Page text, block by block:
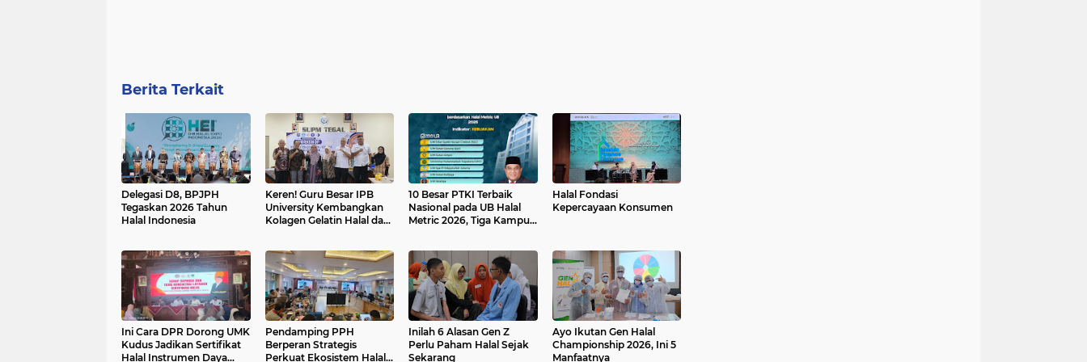
Berita Terkait
Delegasi D8, BPJPH
Tegaskan 2026 Tahun
Halal Indonesia
Keren! Guru Besar IPB
University Kembangkan
Kolagen Gelatin Halal dari
10 Besar PTKI Terbaik
Nasional pada UB Halal
Metric 2026, Tiga Kampus
Halal Fondasi
Kepercayaan Konsumen
Ini Cara DPR Dorong UMK
Kudus Jadikan Sertifikat
Halal Instrumen Daya
Pendamping PPH
Berperan Strategis
Perkuat Ekosistem Halal
Inilah 6 Alasan Gen Z
Perlu Paham Halal Sejak
Sekarang
Ayo Ikutan Gen Halal
Championship 2026, Ini 5
Manfaatnya